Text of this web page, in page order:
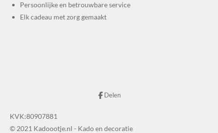
Persoonlijke en betrouwbare service
Elk cadeau met zorg gemaakt
Delen
KVK:80907881
© 2021 Kadoootje.nl - Kado en decoratie